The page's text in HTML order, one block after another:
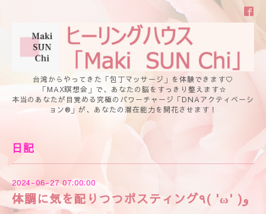
台湾からやってきた「包丁マッサージ」を体験できます♡
「MAX瞑想会」で、あなたの脳をすっきり整えます☆
本当のあなたが目覚める究極のパワーチャージ「DNAアクティベーシ
ョン®」が、あなたの潜在能力を開花させます！
日記
2024-06-27 07:00:00
体調に気を配りつつポスティング٩( 'ω' )و